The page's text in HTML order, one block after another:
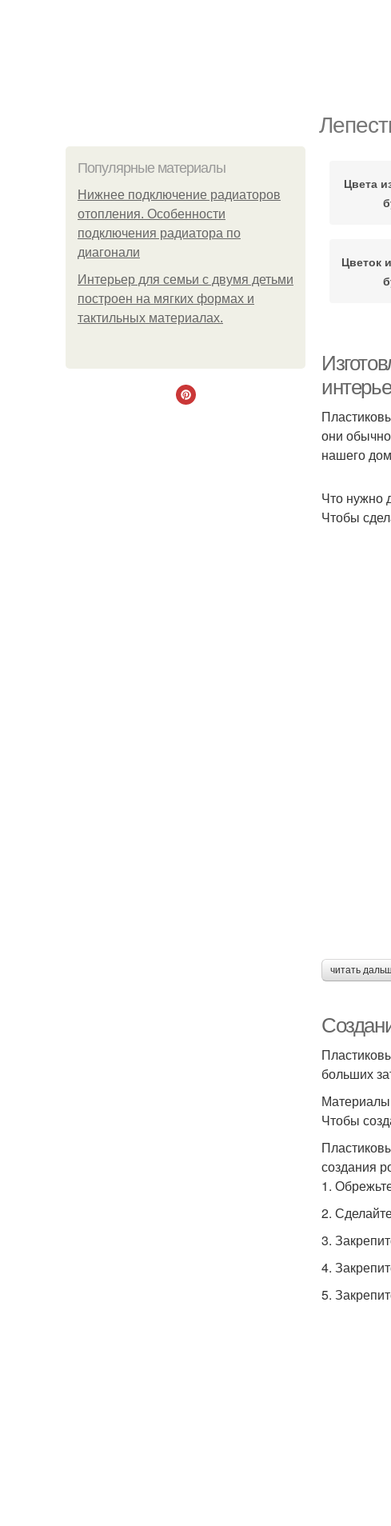
Популярные материалы
Нижнее подключение радиаторов
отопления. Особенности
подключения радиатора по
диагонали
Интерьер для семьи с двумя детьми
построен на мягких формах и
тактильных материалах.
Цвета
Цветок
они
нашего
Что нужно
Чтобы
читать
больших
Чтобы
создания
1.
2.
3.
4.
5.